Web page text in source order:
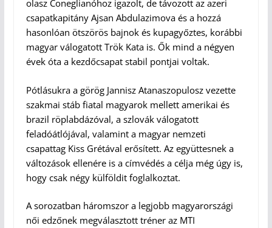
olasz Coneglianóhoz igazolt, de távozott az azeri
csapatkapitány Ajsan Abdulazimova és a hozzá
hasonlóan ötszörös bajnok és kupagyőztes, korábbi
magyar válogatott Trök Kata is. Ők mind a négyen
évek óta a kezdőcsapat stabil pontjai voltak.
Pótlásukra a görög Jannisz Atanaszopulosz vezette
szakmai stáb fiatal magyarok mellett amerikai és
brazil röplabdázóval, a szlovák válogatott
feladóátlójával, valamint a magyar nemzeti
csapattag Kiss Grétával erősített. Az együttesnek a
változások ellenére is a címvédés a célja még úgy is,
hogy csak négy külföldit foglalkoztat.
A sorozatban háromszor a legjobb magyarországi
női edzőnek megválasztott tréner az MTI